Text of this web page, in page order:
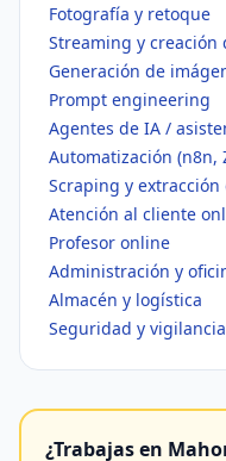
Fotografía y retoque
Prompt engineering
Agentes de IA /
Atención al cliente
Profesor online
Administración y
Almacén y logística
Seguridad y vigilancia
¿Trabajas en